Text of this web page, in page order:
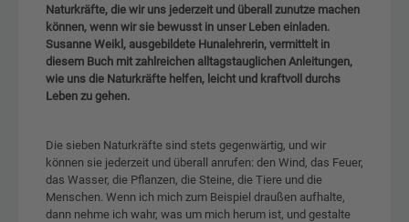
Naturkräfte, die wir uns jederzeit und überall zunutze machen
können, wenn wir sie bewusst in unser Leben einladen.
Susanne Weikl, ausgebildete Hunalehrerin, vermittelt in
diesem Buch mit zahlreichen alltagstauglichen Anleitungen,
wie uns die Naturkräfte helfen, leicht und kraftvoll durchs
Leben zu gehen.
Die sieben Naturkräfte sind stets gegenwärtig, und wir
können sie jederzeit und überall anrufen: den Wind, das Feuer,
das Wasser, die Pflanzen, die Steine, die Tiere und die
Menschen. Wenn ich mich zum Beispiel draußen aufhalte,
dann nehme ich wahr, was um mich herum ist, und gestalte